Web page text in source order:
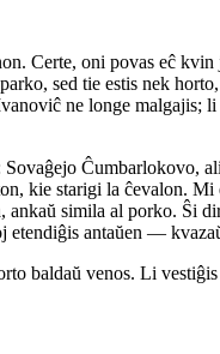
Certe, oni povas eĉ
sed tie estis nek
ne longe malgajis;
Ĉumbarlokovo,
kie starigi la ĉevalon.
simila al porko. Ŝi
antaŭen —
baldaŭ venos. Li